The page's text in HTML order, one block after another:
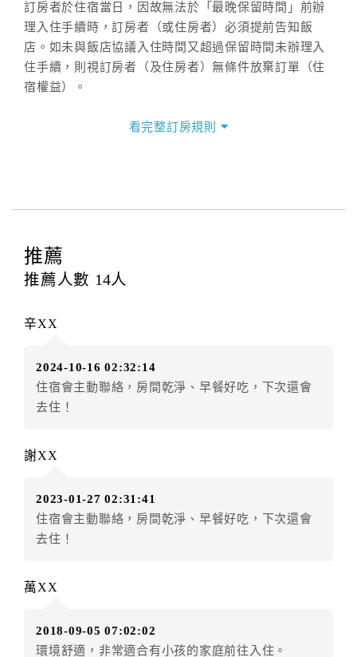
訂房者於住宿當日，因故無法於「最晚保留時間」前辦
理入住手續時，訂房者（或住房者）必須提前告知飯
店。如未與飯店協議入住時間又超過保留時間未辦理入
住手續，則視訂房者（及住房者）無條件放棄訂單（住
宿權益）。
四、訂單異動
提出申辦不得異動訂單。
每筆訂單異動限定
辦理取消退款。
房者應補足差額。（限原訂飯店）
房者不得要求退其差額。（限原訂飯店）
五、保留住宿權益(保留住房)
（提出申辦日為保留起算日）
店客滿，敬請及早計畫，如逾時未提出申辦，視同無條
件放棄訂單（住宿權益）。 （限原訂飯店使用）
．每筆訂單異動限定乙次，限原訂飯店，異動完成後不
．訂單異動後，訂單費用總計大於原訂單費用總計時，
訂房者不得要求退其差額。限原訂飯店
看完整訂房規則
推薦
推薦人數 14人
辛XX
2024-10-16 02:32:14
住宿會主動聯絡，房間乾淨、早餐好吃，下次還會
去住！
謝XX
2023-01-27 02:31:41
住宿會主動聯絡，房間乾淨、早餐好吃，下次還會
去住！
萬XX
2018-09-05 07:02:02
環境舒適，非常適合有小孩的家庭前往入住。